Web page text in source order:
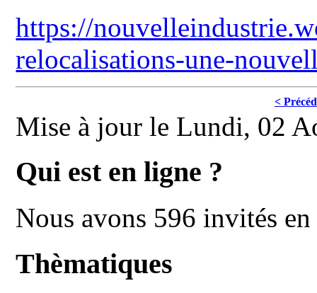
https://
relocalisations-une-
<
Mise à jour le Lundi, 02
Qui est en ligne ?
Nous avons 596 invités
Thèmatiques